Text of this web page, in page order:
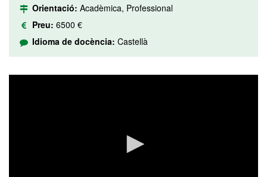
Orientació: Acadèmica, Professional
Preu: 6500 €
Idioma de docència: Castellà